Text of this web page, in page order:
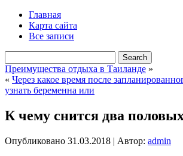
Главная
Карта сайта
Все записи
Преимущества отдыха в Таиланде »
« Через какое время после
узнать беременна или
К чему снится два
Опубликовано 31.03.2018 | Автор: admin